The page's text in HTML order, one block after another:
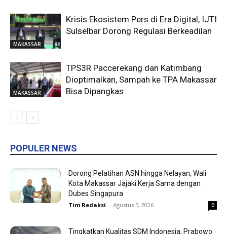
MAKASSAR
Krisis Ekosistem Pers di Era Digital, IJTI
Sulselbar Dorong Regulasi Berkeadilan
MAKASSAR
TPS3R Paccerekang dan Katimbang
Dioptimalkan, Sampah ke TPA Makassar
Bisa Dipangkas
POPULER NEWS
Dorong Pelatihan ASN hingga Nelayan, Wali
Kota Makassar Jajaki Kerja Sama dengan
Dubes Singapura
Tim Redaksi - Agustus 5, 2026 0
Tingkatkan Kualitas SDM Indonesia, Prabowo